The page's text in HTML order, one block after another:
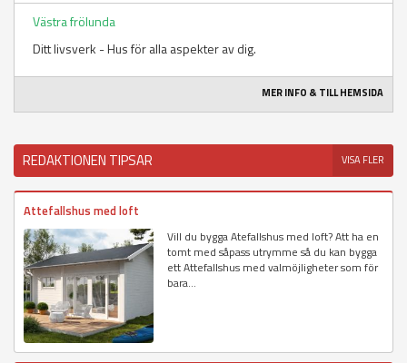
Västra frölunda
Ditt livsverk - Hus för alla aspekter av dig.
MER INFO & TILL HEMSIDA
REDAKTIONEN TIPSAR VISA FLER
Attefallshus med loft
Vill du bygga Atefallshus med loft? Att ha en
tomt med såpass utrymme så du kan bygga
ett Attefallshus med valmöjligheter som för
bara...